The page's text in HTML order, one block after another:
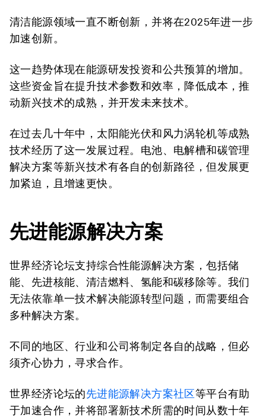
清洁能源领域一直不断创新，并将在2025年进一步
加速创新。
这一趋势体现在能源研发投资和公共预算的增加。
这些资金旨在提升技术参数和效率，降低成本，推
动新兴技术的成熟，并开发未来技术。
在过去几十年中，太阳能光伏和风力涡轮机等成熟
技术经历了这一发展过程。电池、电解槽和碳管理
解决方案等新兴技术有各自的创新路径，但发展更
加紧迫，且增速更快。
先进能源解决方案
世界经济论坛支持综合性能源解决方案，包括储
能、先进核能、清洁燃料、氢能和碳移除等。我们
无法依靠单一技术解决能源转型问题，而需要组合
多种解决方案。
不同的地区、行业和公司将制定各自的战略，但必
须齐心协力，寻求合作。
世界经济论坛的先进能源解决方案社区等平台有助
于加速合作，并将部署新技术所需的时间从数十年